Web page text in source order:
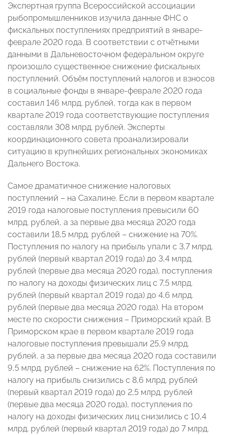
Экспертная группа Всероссийской ассоциации
рыбопромышленников изучила данные ФНС о
фискальных поступлениях предприятий в январе-
феврале 2020 года. В соответствии с отчётными
данными в Дальневосточном федеральном округе
произошло существенное снижение фискальных
поступлений. Объём поступлений налогов и взносов
в социальные фонды в январе-феврале 2020 года
составил 146 млрд. рублей, тогда как в первом
квартале 2019 года соответствующие поступления
составляли 308 млрд. рублей. Эксперты
координационного совета проанализировали
ситуацию в крупнейших региональных экономиках
Дальнего Востока.
Самое драматичное снижение налоговых
поступлений – на Сахалине. Если в первом квартале
2019 года налоговые поступления превысили 60
млрд. рублей, а за первые два месяца 2020 года
составили 18,5 млрд. рублей – снижение на 70%.
Поступления по налогу на прибыль упали с 3,7 млрд.
рублей (первый квартал 2019 года) до 3,4 млрд.
рублей (первые два месяца 2020 года), поступления
по налогу на доходы физических лиц с 7,5 млрд.
рублей (первый квартал 2019 года) до 4,6 млрд.
рублей (первые два месяца 2020 года). На втором
месте по скорости снижения – Приморский край. В
Приморском крае в первом квартале 2019 года
налоговые поступления превышали 25,9 млрд.
рублей, а за первые два месяца 2020 года составили
9,5 млрд. рублей – снижение на 62%. Поступления по
налогу на прибыль снизились с 8,6 млрд. рублей
(первый квартал 2019 года) до 2,5 млрд. рублей
(первые два месяца 2020 года), поступления по
налогу на доходы физических лиц снизились с 10,4
млрд. рублей (первый квартал 2019 года) до 7 млрд.